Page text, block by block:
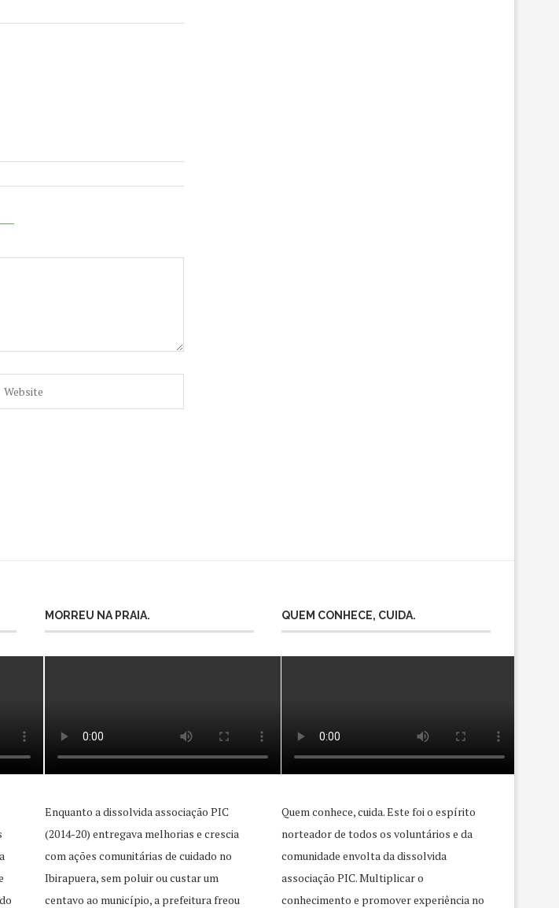
MORREU NA PRAIA.
Enquanto a dissolvida associação PIC
(2014-20) entregava melhorias e crescia
com ações comunitárias de cuidado no
Ibirapuera, sem poluir ou custar um
centavo ao município, a prefeitura freou
QUEM CONHECE, CUIDA.
Quem conhece, cuida. Este foi o espírito
norteador de todos os voluntários e da
comunidade envolta da dissolvida
associação PIC. Multiplicar o
conhecimento e promover experiência no